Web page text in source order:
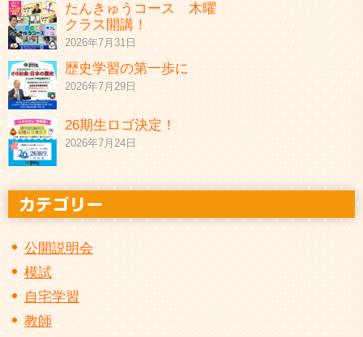
たんきゅうコース 木曜
クラス開講！
2026年7月31日
歴史学習の第一歩に
2026年7月29日
26期生ロゴ決定！
2026年7月24日
公開説明会
模試
自宅学習
教師